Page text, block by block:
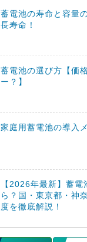
蓄電池の寿命と容量
長寿命！
蓄電池の選び方【価
ー？】
家庭用蓄電池の導入
【2026年最新】蓄電
ら？国・東京都・神
度を徹底解説！